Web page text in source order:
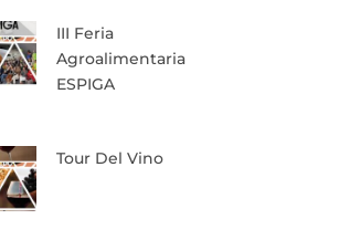
III Feria
Agroalimentaria
ESPIGA
Tour Del Vino